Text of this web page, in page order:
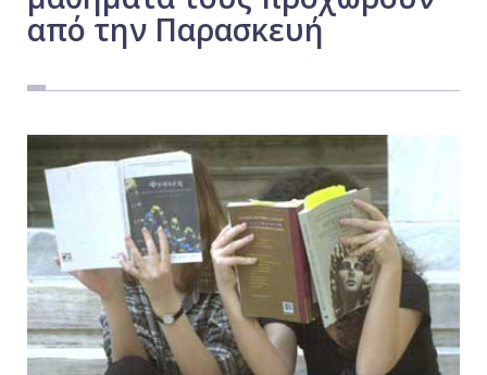
από την Παρασκευή
Εργασία
Τοπικά
Αγροτικά
Οικονομία
Πολιτική
Αθλητικά
Αστυνομικό Δελτίο